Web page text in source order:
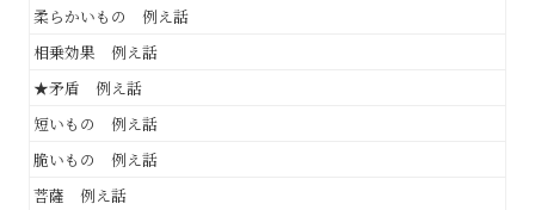
柔らかいもの 例え話
相乗効果 例え話
★矛盾 例え話
短いもの 例え話
脆いもの 例え話
菩薩 例え話